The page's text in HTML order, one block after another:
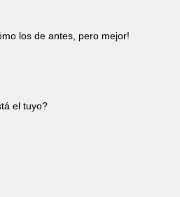
los de antes, pero mejor!
el tuyo?